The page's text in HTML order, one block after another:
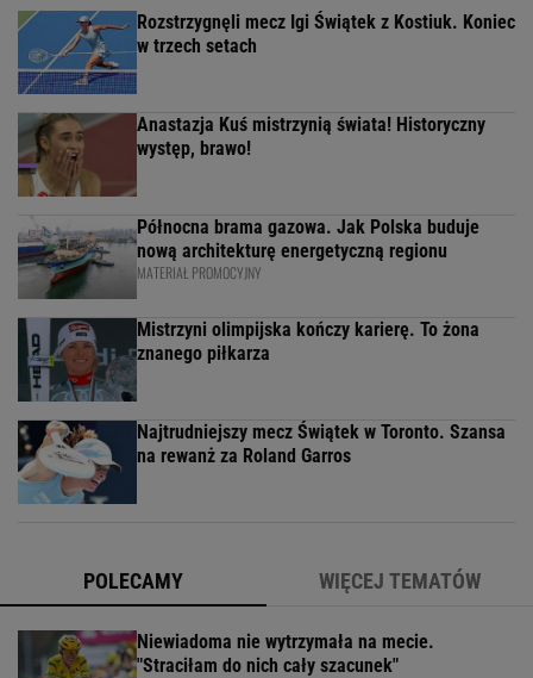
Rozstrzygnęli mecz Igi Świątek z Kostiuk. Koniec
w trzech setach
Anastazja Kuś mistrzynią świata! Historyczny
występ, brawo!
Północna brama gazowa. Jak Polska buduje
nową architekturę energetyczną regionu
MATERIAŁ PROMOCYJNY
Mistrzyni olimpijska kończy karierę. To żona
znanego piłkarza
Najtrudniejszy mecz Świątek w Toronto. Szansa
na rewanż za Roland Garros
POLECAMY WIĘCEJ TEMATÓW
Niewiadoma nie wytrzymała na mecie.
"Straciłam do nich cały szacunek"